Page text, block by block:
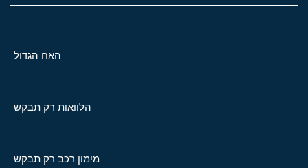
האח הגדול
הלוואות רק תבקש
מימון רכב רק תבקש